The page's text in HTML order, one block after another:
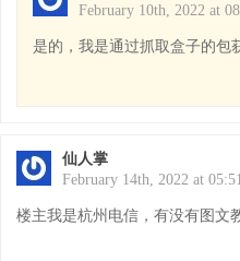
February 10th, 2022 at
是的，我是通过抓取盒子的包
仙人掌
February 14th, 2022 at
楼主我是杭州电信，有没有图文